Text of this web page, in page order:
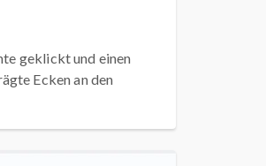
geklickt und einen
Ecken an den